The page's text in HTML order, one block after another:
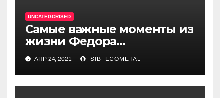
UNCATEGORISED
Самые важные моменты из
жизни Федора
Достоевского — от детства
и становления писателя до
трагических событий и
восхождения на
АПР 24, 2021 SIB_ECOMETAL